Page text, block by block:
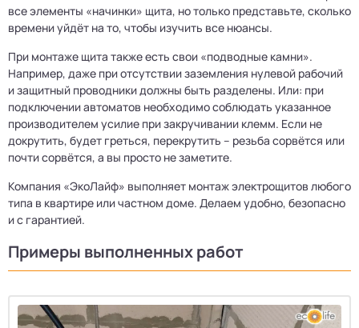
все элементы «начинки» щита, но только представьте, сколько
времени уйдёт на то, чтобы изучить все нюансы.
При монтаже щита также есть свои «подводные камни».
Например, даже при отсутствии заземления нулевой рабочий
и защитный проводники должны быть разделены. Или: при
подключении автоматов необходимо соблюдать указанное
производителем усилие при закручивании клемм. Если не
докрутить, будет греться, перекрутить – резьба сорвётся или
почти сорвётся, а вы просто не заметите.
Компания «ЭкоЛайф» выполняет монтаж электрощитов любого
типа в квартире или частном доме. Делаем удобно, безопасно
и с гарантией.
Примеры выполненных работ